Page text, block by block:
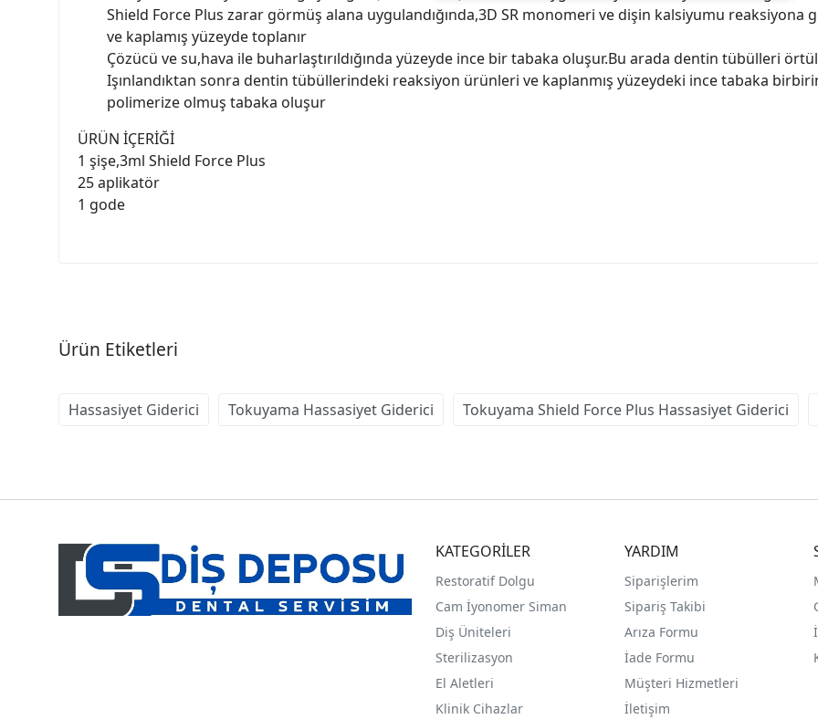
Shield Force Plus zarar görmüş alana uygulandığında,3D SR monomeri ve dişin kalsiyumu
ve kaplamış yüzeyde toplanır
Çözücü ve su,hava ile buharlaştırıldığında yüzeyde ince bir tabaka oluşur.Bu arada dentin tübülleri
Işınlandıktan sonra dentin tübüllerindeki reaksiyon ürünleri ve kaplanmış yüzeydeki ince tabaka
polimerize olmuş tabaka oluşur
ÜRÜN İÇERİĞİ
1 şişe,3ml Shield Force Plus
25 aplikatör
1 gode
Ürün Etiketleri
Hassasiyet Giderici Tokuyama Hassasiyet Giderici Tokuyama Shield Force Plus Hassasiyet Giderici
KATEGORİLER
Restoratif Dolgu
Cam İyonomer Siman
Diş Üniteleri
Sterilizasyon
El Aletleri
Klinik Cihazlar
YARDIM
Siparişlerim
Sipariş Takibi
Arıza Formu
İade Formu
Müşteri Hizmetleri
İletişim